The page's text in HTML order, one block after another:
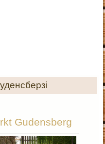
Gudensberg